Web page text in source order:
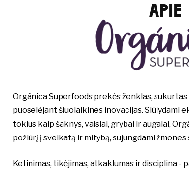
APIE
Orgánica Superfoods prekės ženklas,
puoselėjant šiuolaikines inovacijas. Siūlydami
tokius kaip šaknys, vaisiai, grybai ir augalai,
požiūrį į sveikatą ir mitybą, sujungdami
Ketinimas, tikėjimas, atkaklumas ir disciplina -